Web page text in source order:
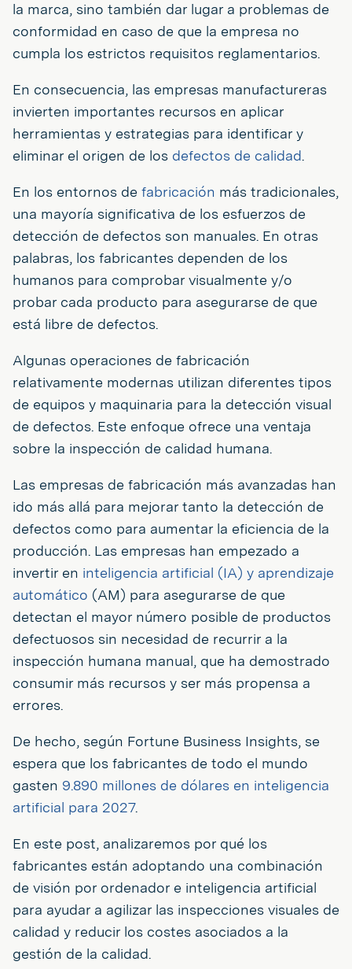
la marca, sino también dar lugar a problemas de
conformidad en caso de que la empresa no
cumpla los estrictos requisitos reglamentarios.
En consecuencia, las empresas manufactureras
invierten importantes recursos en aplicar
herramientas y estrategias para identificar y
eliminar el origen de los defectos de calidad.
En los entornos de fabricación más tradicionales,
una mayoría significativa de los esfuerzos de
detección de defectos son manuales. En otras
palabras, los fabricantes dependen de los
humanos para comprobar visualmente y/o
probar cada producto para asegurarse de que
está libre de defectos.
Algunas operaciones de fabricación
relativamente modernas utilizan diferentes tipos
de equipos y maquinaria para la detección visual
de defectos. Este enfoque ofrece una ventaja
sobre la inspección de calidad humana.
Las empresas de fabricación más avanzadas han
ido más allá para mejorar tanto la detección de
defectos como para aumentar la eficiencia de la
producción. Las empresas han empezado a
invertir en inteligencia artificial (IA) y aprendizaje
automático (AM) para asegurarse de que
detectan el mayor número posible de productos
defectuosos sin necesidad de recurrir a la
inspección humana manual, que ha demostrado
consumir más recursos y ser más propensa a
errores.
De hecho, según Fortune Business Insights, se
espera que los fabricantes de todo el mundo
gasten 9.890 millones de dólares en inteligencia
artificial para 2027.
En este post, analizaremos por qué los
fabricantes están adoptando una combinación
de visión por ordenador e inteligencia artificial
para ayudar a agilizar las inspecciones visuales de
calidad y reducir los costes asociados a la
gestión de la calidad.